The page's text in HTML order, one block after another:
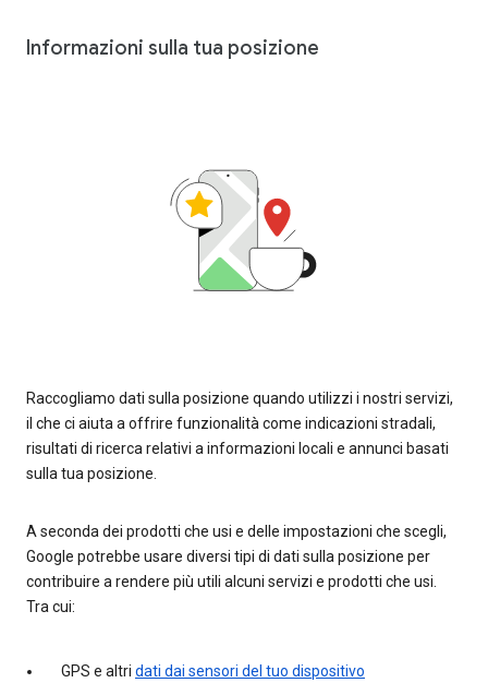
Informazioni sulla tua posizione
Raccogliamo dati sulla posizione quando utilizzi i nostri servizi,
il che ci aiuta a offrire funzionalità come indicazioni stradali,
risultati di ricerca relativi a informazioni locali e annunci basati
sulla tua posizione.
A seconda dei prodotti che usi e delle impostazioni che scegli,
Google potrebbe usare diversi tipi di dati sulla posizione per
contribuire a rendere più utili alcuni servizi e prodotti che usi.
Tra cui:
GPS e altri dati dai sensori del tuo dispositivo